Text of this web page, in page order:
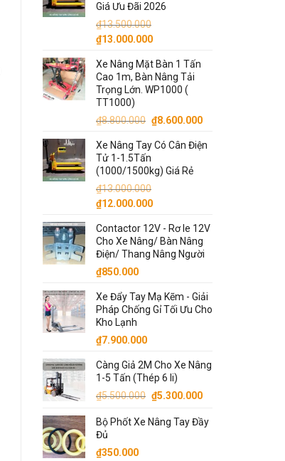
Giá Ưu Đãi 2026
₫13.500.000
Giá
là:
₫13.500.000.
₫13.000.000Giá
tại
là:
₫13.000.000.
Xe Nâng Mặt Bàn 1 Tấn
Cao 1m, Bàn Nâng Tải
Trọng Lớn. WP1000 (
TT1000)
₫8.800.000 Giá
là:
₫8.800.000.
₫8.600.000Giá
tại
Xe Nâng Tay Có Cân Điện
Tử 1-1.5Tấn
(1000/1500kg) Giá Rẻ
₫13.000.000
Giá
là:
₫13.000.000.
₫12.000.000Giá
tại
là:
₫12.000.000.
Contactor 12V - Rơ le 12V
Cho Xe Nâng/ Bàn Nâng
Điện/ Thang Nâng Người
₫850.000
Xe Đẩy Tay Mạ Kẽm - Giải
Pháp Chống Gỉ Tối Ưu Cho
Kho Lạnh
₫7.900.000
Càng Giả 2M Cho Xe Nâng
1-5 Tấn (Thép 6 li)
₫5.500.000 Giá
là:
₫5.300.000Giá
tại
Bộ Phốt Xe Nâng Tay Đầy
Đủ
₫350.000